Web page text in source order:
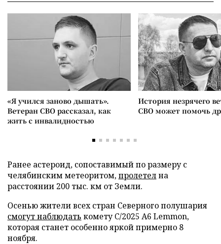
«Я учился заново дышать».
Ветеран СВО рассказал, как
жить с инвалидностью
История незрячего
СВО может помочь
Ранее астероид, сопоставимый по размеру с
челябинским метеоритом,пролетелна
расстоянии 200 тыс. км от Земли.
Осенью жители всех стран Северного полушария
смогут наблюдать комету C/2025 A6 Lemmon,
которая станет особенно яркой примерно 8
ноября.